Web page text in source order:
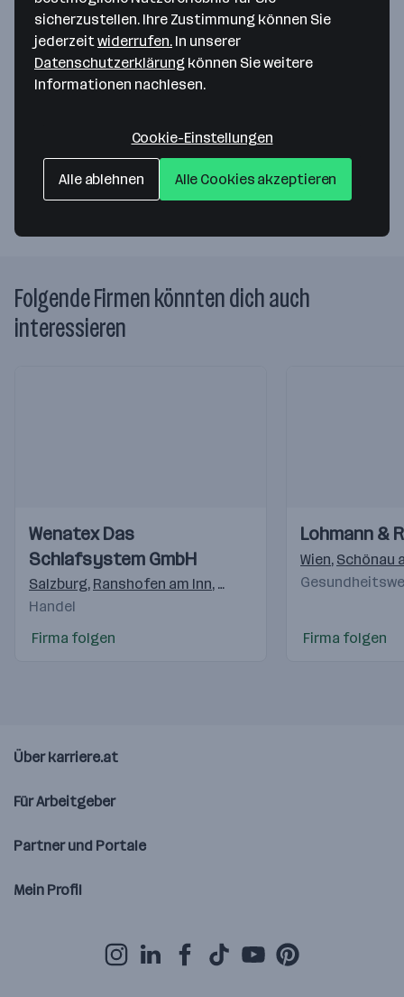
Elektro Karrer Gesellschaft m.b.H.
Folgende Firmen könnten dich auch
interessieren
Videos
Einblicke
Einblicke
Wenatex Das
Schlafsystem GmbH
Salzburg, Ranshofen am Inn, Freilassing Langenhagen,
Handel
Firma folgen
Videos
Einblicke
Einblicke
Lohmann &
Wien, Schönau
Firma folgen
Über karriere.at
Für Arbeitgeber
Partner und Portale
Mein Profil
sicherzustellen. Ihre Zustimmung können Sie
jederzeit widerrufen. In unserer
Datenschutzerklärung können Sie weitere
Informationen nachlesen.
Cookie-Einstellungen
Alle ablehnen Alle Cookies akzeptieren